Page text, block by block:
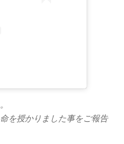
を授かりました事をご報告